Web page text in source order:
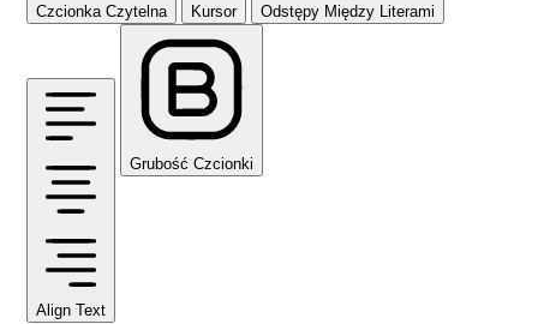
Czcionka Czytelna Kursor Odstępy Między Literami
Align Text
Grubość Czcionki